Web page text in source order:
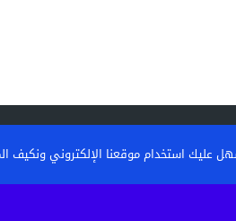
القنيطرة: تكوين حراس الأمن وأعوان
خطوة نحو مستشفى أكثر...
عليك استخدام موقعنا الإلكتروني ونكيف